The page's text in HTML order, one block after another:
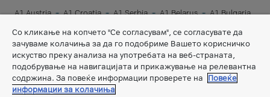
A1 Austria A1 Croatia A1 Serbia A1 Belarus
A1 Bulgaria
A1 Slovenia
A1 Digital
Со кликање на копчето "Се согласувам", се согласувате да
зачуваме колачиња за да го подобриме Вашето корисничко
искуство преку анализа на употребата на веб-страната,
подобрување на навигацијата и прикажување на релевантна
содржина. За повеќе информации проверете на
Повеќе
информации за колачиња